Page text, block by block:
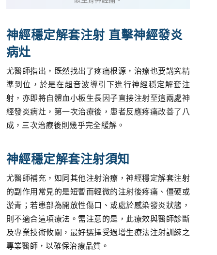
神經穩定解套注射 直擊神經發炎
病灶
尤醫師指出，既然找出了疼痛根源，治療也要講究精
準到位，於是在超音波導引下進行神經穩定解套注
射，亦即將自體血小板生長因子直接注射至這兩處神
經發炎病灶，第一次治療後，患者反應疼痛改善了八
成，三次治療後則幾乎完全緩解。
神經穩定解套注射須知
尤醫師補充，如同其他注射治療，神經穩定解套注射
的副作用常見的是短暫而輕微的注射後疼痛、僵硬或
淤青；若患部為開放性傷口、或處於感染發炎狀態，
則不適合這項療法。需注意的是，此療效與醫師診斷
及專業技術攸關，最好選擇受過增生療法注射訓練之
專業醫師，以確保治療品質。